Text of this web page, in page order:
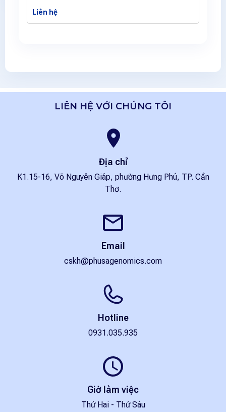
Liên hệ
LIÊN HỆ VỚI CHÚNG TÔI
Địa chỉ
K1.15-16, Võ Nguyên Giáp, phường Hưng Phú, TP. Cần
Thơ.
Email
cskh@phusagenomics.com
Hotline
0931.035.935
Giờ làm việc
Thứ Hai - Thứ Sáu